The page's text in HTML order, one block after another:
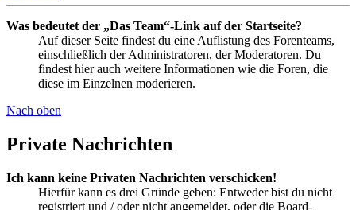
Was bedeutet der „Das Team“-Link auf der Startseite?
Auf dieser Seite findest du eine Auflistung des Forenteams,
einschließlich der Administratoren, der Moderatoren. Du
findest hier auch weitere Informationen wie die Foren, die
diese im Einzelnen moderieren.
Nach oben
Private Nachrichten
Ich kann keine Privaten Nachrichten verschicken!
Hierfür kann es drei Gründe geben: Entweder bist du nicht
registriert und / oder nicht angemeldet, oder die Board-